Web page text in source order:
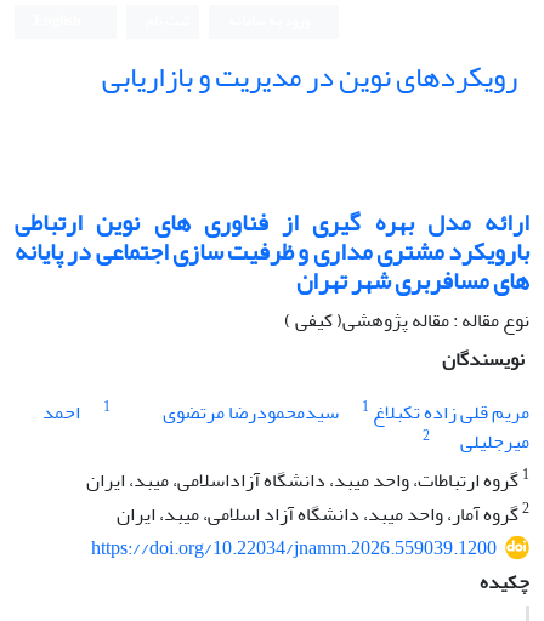
رویکردهای نوین در مدیریت و بازاریابی
ارائه مدل بهره گیری از فناوری های نوین ارتباطی
بارویکرد مشتری مداری و ظرفیت سازی اجتماعی در پایانه
های مسافربری شهر تهران
نوع مقاله : مقاله پژوهشی( کیفی )
نویسندگان
مریم قلی زاده تکبلاغ 1 سیدمحمودرضا مرتضوی 1
احمد
میرجلیلی
2
1گروه ارتباطات، واحد میبد، دانشگاه آزاداسلامی، میبد، ایران
2گروه آمار، واحد میبد، دانشگاه آزاد اسلامی، میبد، ایران
https://doi.org/10.22034/jnamm.2026.559039.1200
چکیده